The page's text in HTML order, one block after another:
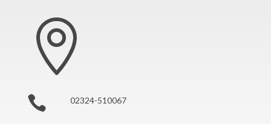

 02324-510067